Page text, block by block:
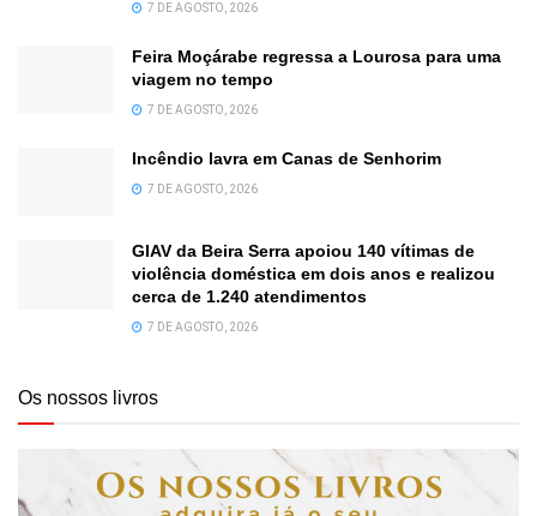
7 DE AGOSTO, 2026
Feira Moçárabe regressa a Lourosa para uma
viagem no tempo
7 DE AGOSTO, 2026
Incêndio lavra em Canas de Senhorim
7 DE AGOSTO, 2026
GIAV da Beira Serra apoiou 140 vítimas de
violência doméstica em dois anos e realizou
cerca de 1.240 atendimentos
7 DE AGOSTO, 2026
Os nossos livros